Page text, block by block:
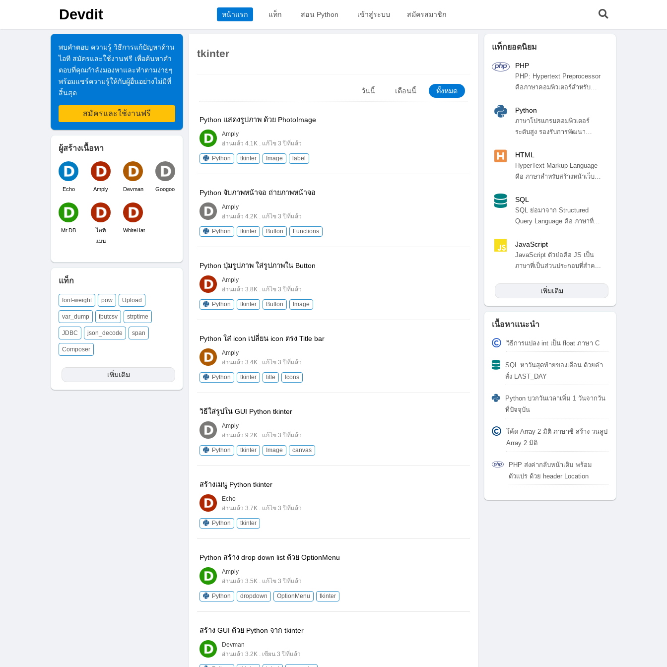
Devdit หน้าแรก แท็ก สอน Python เข้าสู่ระบบ สมัครสมาชิก
พบคำตอบ ความรู้ วิธีการแก้ปัญหาด้าน
ไอที สมัครและใช้งานฟรี เพื่อค้นหาคำ
ตอบที่คุณกำลังมองหาและทำตามง่ายๆ
พร้อมแชร์ความรู้ให้กับผู้อื่นอย่างไม่มีที่
สิ้นสุด
สมัครและใช้งานฟรี
ผู้สร้างเนื้อหา
Echo Amply Devman Googoo
Mr.DB
ไอที
แมน
WhiteHat
แท็ก
font-weight pow Upload
var_dump fputcsv strptime
JDBC json_decode span
Composer
เพิ่มเติม
tkinter
ทั้งหมด
เดือนนี้
วันนี้
Python แสดงรูปภาพ ด้วย PhotoImage
Amply
อ่านแล้ว 4.1K . แก้ไข 3 ปีที่แล้ว
Python tkinter Image label
Python จับภาพหน้าจอ ถ่ายภาพหน้าจอ
Amply
อ่านแล้ว 4.2K . แก้ไข 3 ปีที่แล้ว
Python tkinter Button Functions
Python ปุ่มรูปภาพ ใส่รูปภาพใน Button
Amply
อ่านแล้ว 3.8K . แก้ไข 3 ปีที่แล้ว
Python tkinter Button Image
Python ใส่ icon เปลี่ยน icon ตรง Title bar
Amply
อ่านแล้ว 3.4K . แก้ไข 3 ปีที่แล้ว
Python tkinter title Icons
วิธีใส่รูปใน GUI Python tkinter
Amply
อ่านแล้ว 9.2K . แก้ไข 3 ปีที่แล้ว
Python tkinter Image canvas
สร้างเมนู Python tkinter
Echo
อ่านแล้ว 3.7K . แก้ไข 3 ปีที่แล้ว
Python tkinter
Python สร้าง drop down list ด้วย OptionMenu
Amply
อ่านแล้ว 3.5K . แก้ไข 3 ปีที่แล้ว
Python dropdown OptionMenu tkinter
สร้าง GUI ด้วย Python จาก tkinter
Devman
อ่านแล้ว 3.2K . เขียน 3 ปีที่แล้ว
แท็กยอดนิยม
PHP
PHP: Hypertext Preprocessor
คือภาษาคอมพิวเตอร์สำหรับ
Python
ภาษาโปรแกรมคอมพิวเตอร์
ระดับสูง รองรับการพัฒนา
HTML
HyperText Markup Language
คือ ภาษาสำหรับสร้างหน้าเว็บ
SQL
SQL ย่อมาจาก Structured
Query Language คือ ภาษาที่ใช้
JavaScript
JavaScript ตัวย่อคือ JS เป็น
ภาษาที่เป็นส่วนประกอบที่สำค...
เพิ่มเติม
เนื้อหาแนะนำ
วิธีการแปลง int เป็น float ภาษา C
SQL หาวันสุดท้ายของเดือน ด้วยคำ
สั่ง LAST_DAY
Python บวกวันเวลาเพิ่ม 1 วันจากวัน
ที่ปัจจุบัน
โค้ด Array 2 มิติ ภาษาซี สร้าง วนลูป
Array 2 มิติ
PHP ส่งค่ากลับหน้าเดิม พร้อม
ตัวแปร ด้วย header Location